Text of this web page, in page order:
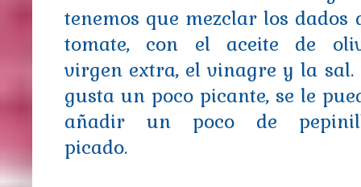
tenemos que mezclar los dados
tomate, con el aceite de
virgen extra, el vinagre y la sal.
gusta un poco picante, se le
añadir un poco de
picado.